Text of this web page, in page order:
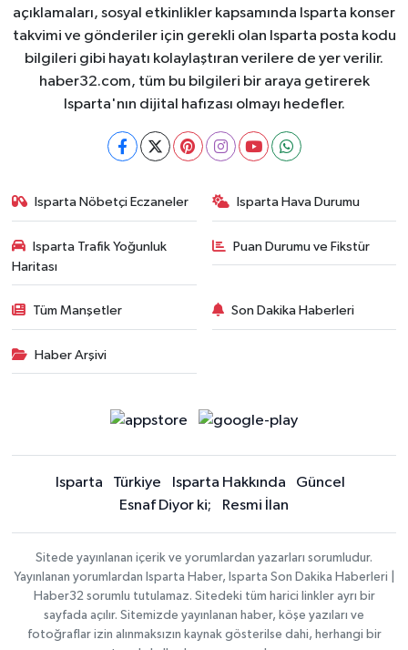
açıklamaları, sosyal etkinlikler kapsamında Isparta konser
takvimi ve gönderiler için gerekli olan Isparta posta kodu
bilgileri gibi hayatı kolaylaştıran verilere de yer verilir.
haber32.com, tüm bu bilgileri bir araya getirerek
Isparta'nın dijital hafızası olmayı hedefler.
Isparta Nöbetçi Eczaneler Isparta Hava Durumu
Isparta Trafik Yoğunluk
Haritası
Puan Durumu ve Fikstür
Tüm Manşetler Son Dakika Haberleri
Haber Arşivi
Isparta Türkiye Isparta Hakkında
Güncel
Esnaf Diyor ki;
Resmi İlan
Sitede yayınlanan içerik ve yorumlardan yazarları sorumludur.
Yayınlanan yorumlardan Isparta Haber, Isparta Son Dakika Haberleri |
Haber32 sorumlu tutulamaz. Sitedeki tüm harici linkler ayrı bir
sayfada açılır. Sitemizde yayınlanan haber, köşe yazıları ve
fotoğraflar izin alınmaksızın kaynak gösterilse dahi, herhangi bir